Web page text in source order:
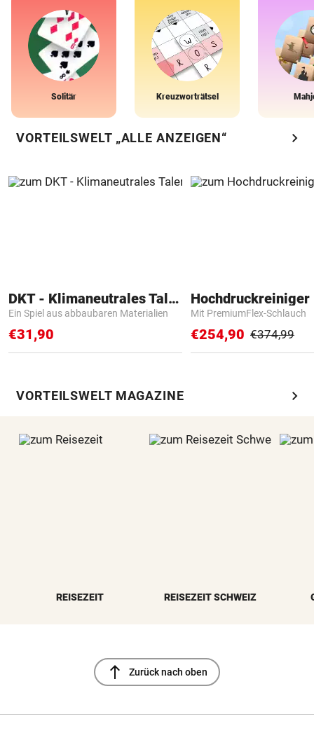
Solitär Kreuzworträtsel
VORTEILSWELT „ALLE ANZEIGEN“ chevron_right
DKT - Klimaneutrales Talent
Ein Spiel aus abbaubaren Materialien
€31,90
Hochdruckreiniger
Mit PremiumFlex-Schlauch
€254,90 €374,99
VORTEILSWELT MAGAZINE chevron_right
REISEZEIT REISEZEIT SCHWEIZ
north Zurück nach oben